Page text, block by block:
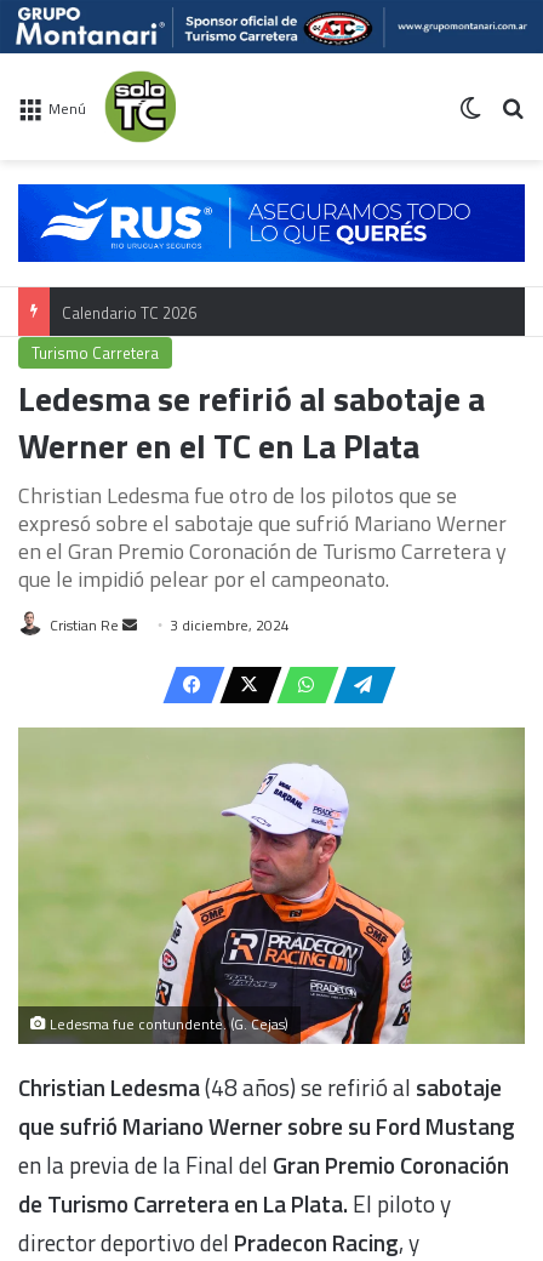
Menú
Calendario TC 2026
Turismo Carretera
Ledesma se refirió al sabotaje a
Werner en el TC en La Plata
Christian Ledesma fue otro de los pilotos que se
expresó sobre el sabotaje que sufrió Mariano Werner
en el Gran Premio Coronación de Turismo Carretera y
que le impidió pelear por el campeonato.
Cristian Re
Send
email
3 diciembre, 2024
Ledesma fue contundente. (G. Cejas)
Christian Ledesma(48 años) se refirió al sabotaje
que sufrió Mariano Werner sobre su Ford Mustang
en la previa de la Final del Gran Premio Coronación
de Turismo Carretera en La Plata. El piloto y
director deportivo del Pradecon Racing, y